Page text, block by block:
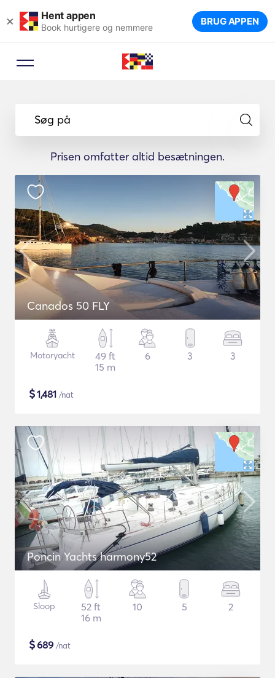
× Hent appen
Book hurtigere og nemmere BRUG APPEN
Søg på
Prisen omfatter altid besætningen.
Canados 50 FLY
Motoryacht
49 ft
15 m
6 3 3
$1,481 /nat
Poncin Yachts harmony52
Sloop
52 ft
16 m
10 5 2
$689 /nat